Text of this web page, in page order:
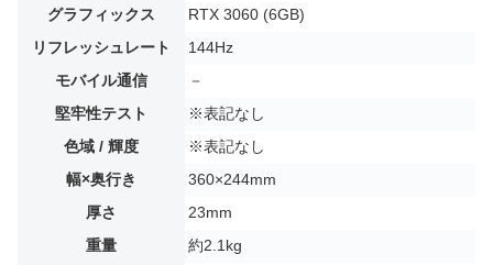
グラフィックス
RTX 3060 (6GB)
リフレッシュレート
144Hz
モバイル通信
－
堅牢性テスト
※表記なし
色域 / 輝度
※表記なし
幅×奥行き
360×244mm
厚さ
23mm
重量
約2.1kg